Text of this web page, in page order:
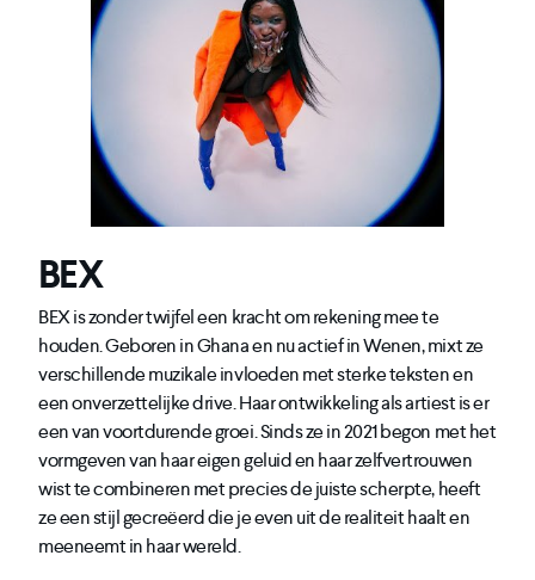
BEX
BEX is zonder twijfel een kracht om rekening mee te
houden. Geboren in Ghana en nu actief in Wenen, mixt ze
verschillende muzikale invloeden met sterke teksten en
een onverzettelijke drive. Haar ontwikkeling als artiest is er
een van voortdurende groei. Sinds ze in 2021 begon met het
vormgeven van haar eigen geluid en haar zelfvertrouwen
wist te combineren met precies de juiste scherpte, heeft
ze een stijl gecreëerd die je even uit de realiteit haalt en
meeneemt in haar wereld.